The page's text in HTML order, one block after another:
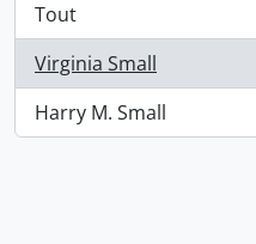
Tout
Virginia Small
, 1 résultats
Harry M. Small
, 1 résultats